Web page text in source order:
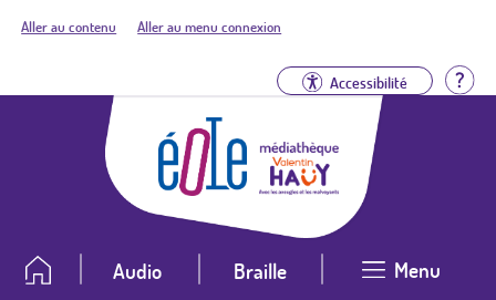
Aller au contenu Aller au menu connexion
Accessibilité
Audio Braille Menu